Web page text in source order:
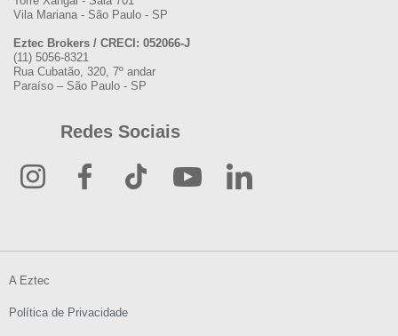
Vila Mariana - São Paulo - SP
Eztec Brokers / CRECI: 052066-J
(11) 5056-8321
Rua Cubatão, 320, 7º andar
Paraíso – São Paulo - SP
Redes Sociais
A Eztec
Política de Privacidade